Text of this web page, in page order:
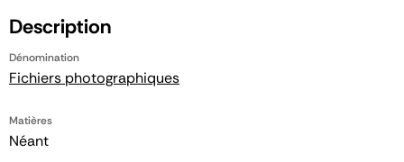
Description
Dénomination
Fichiers photographiques
Matières
Néant